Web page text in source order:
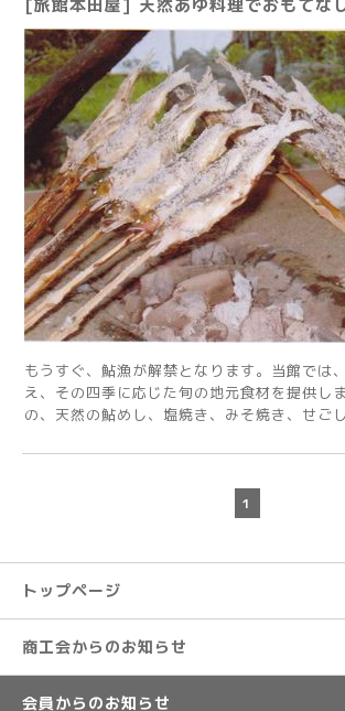
[旅館本田屋] 天然あゆ料理でおもてな
もうすぐ、鮎漁が解禁となります。当館では
え、その四季に応じた旬の地元食材を提供し
の、天然の鮎めし、塩焼き、みそ焼き、せご
1
トップページ
商工会からのお知らせ
会員からのお知らせ